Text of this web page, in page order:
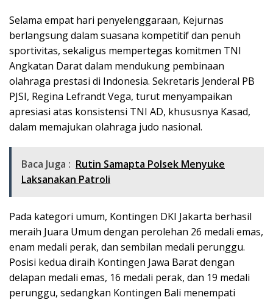
Selama empat hari penyelenggaraan, Kejurnas
berlangsung dalam suasana kompetitif dan penuh
sportivitas, sekaligus mempertegas komitmen TNI
Angkatan Darat dalam mendukung pembinaan
olahraga prestasi di Indonesia. Sekretaris Jenderal PB
PJSI, Regina Lefrandt Vega, turut menyampaikan
apresiasi atas konsistensi TNI AD, khususnya Kasad,
dalam memajukan olahraga judo nasional.
Baca Juga : Rutin Samapta Polsek Menyuke
Laksanakan Patroli
Pada kategori umum, Kontingen DKI Jakarta berhasil
meraih Juara Umum dengan perolehan 26 medali emas,
enam medali perak, dan sembilan medali perunggu.
Posisi kedua diraih Kontingen Jawa Barat dengan
delapan medali emas, 16 medali perak, dan 19 medali
perunggu, sedangkan Kontingen Bali menempati